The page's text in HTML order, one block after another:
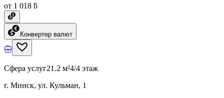
от 1 018 ƃ
Конвертер валют
Сфера услуг21.2 м²4/4 этаж
г. Минск, ул. Кульман, 1